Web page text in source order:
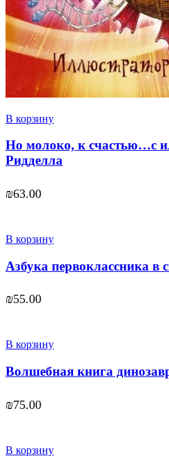
В корзину
Но молоко, к счастью…с
Ридделла
₪63.00
В корзину
Азбука первоклассника в
₪55.00
В корзину
Волшебная книга
₪75.00
В корзину